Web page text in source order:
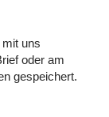
mit uns
oder am
gespeichert.